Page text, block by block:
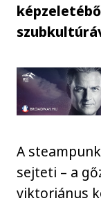
A
sejteti – a
viktoriánus